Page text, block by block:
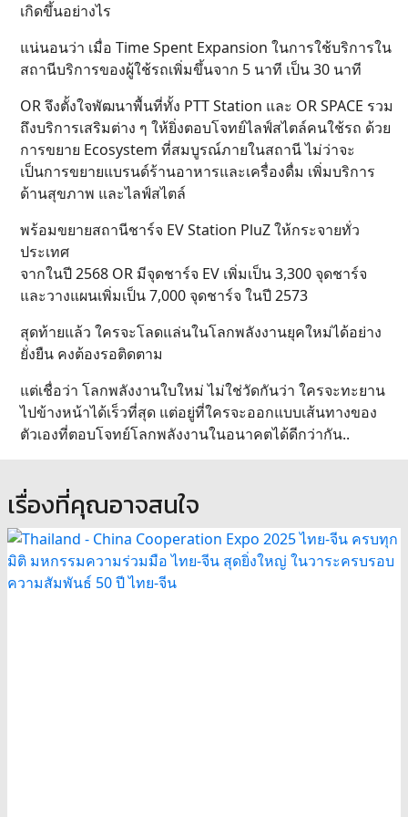
เกิดขึ้นอย่างไร
แน่นอนว่า เมื่อ Time Spent Expansion ในการใช้บริการใน
สถานีบริการของผู้ใช้รถเพิ่มขึ้นจาก 5 นาที เป็น 30 นาที
OR จึงตั้งใจพัฒนาพื้นที่ทั้ง PTT Station และ OR SPACE รวม
ถึงบริการเสริมต่าง ๆ ให้ยิ่งตอบโจทย์ไลฟ์สไตล์คนใช้รถ ด้วย
การขยาย Ecosystem ที่สมบูรณ์ภายในสถานี ไม่ว่าจะ
เป็นการขยายแบรนด์ร้านอาหารและเครื่องดื่ม เพิ่มบริการ
ด้านสุขภาพ และไลฟ์สไตล์
พร้อมขยายสถานีชาร์จ EV Station PluZ ให้กระจายทั่ว
ประเทศ
จากในปี 2568 OR มีจุดชาร์จ EV เพิ่มเป็น 3,300 จุดชาร์จ
และวางแผนเพิ่มเป็น 7,000 จุดชาร์จ ในปี 2573
สุดท้ายแล้ว ใครจะโลดแล่นในโลกพลังงานยุคใหม่ได้อย่าง
ยั่งยืน คงต้องรอติดตาม
แต่เชื่อว่า โลกพลังงานใบใหม่ ไม่ใช่วัดกันว่า ใครจะทะยาน
ไปข้างหน้าได้เร็วที่สุด​ แต่อยู่ที่ใครจะออกแบบเส้นทางของ
ตัวเองที่ตอบโจทย์โลกพลังงานในอนาคต​ได้ดีกว่ากัน..
เรื่องที่คุณอาจสนใจ